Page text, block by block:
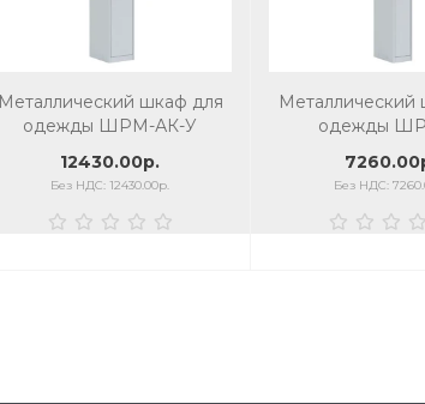
Металлический шкаф для
одежды ШРМ-АК-У
12430.00р.
Без НДС: 12430.00р.
Металлический
одежды
Без НДС: